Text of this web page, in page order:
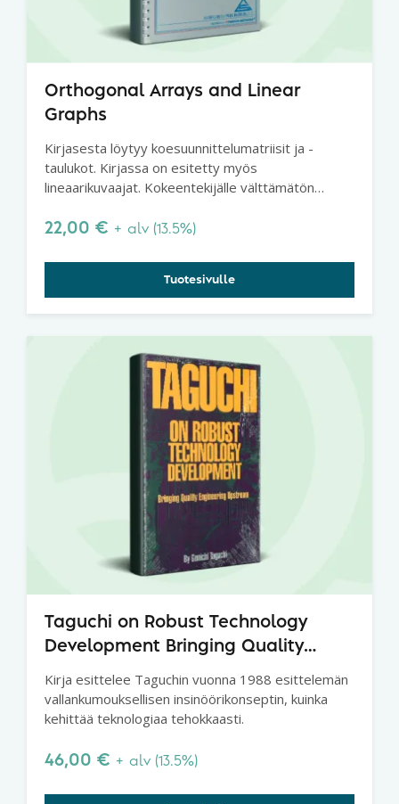
Orthogonal Arrays and Linear
Graphs
Kirjasesta löytyy koesuunnittelumatriisit ja -
taulukot. Kirjassa on esitetty myös
lineaarikuvaajat. Kokeentekijälle välttämätön
22,00 € + alv (13.5%)
Tuotesivulle
Taguchi on Robust Technology
Development Bringing Quality
Kirja esittelee Taguchin vuonna 1988 esittelemän
vallankumouksellisen insinöörikonseptin, kuinka
kehittää teknologiaa tehokkaasti.
46,00 € + alv (13.5%)